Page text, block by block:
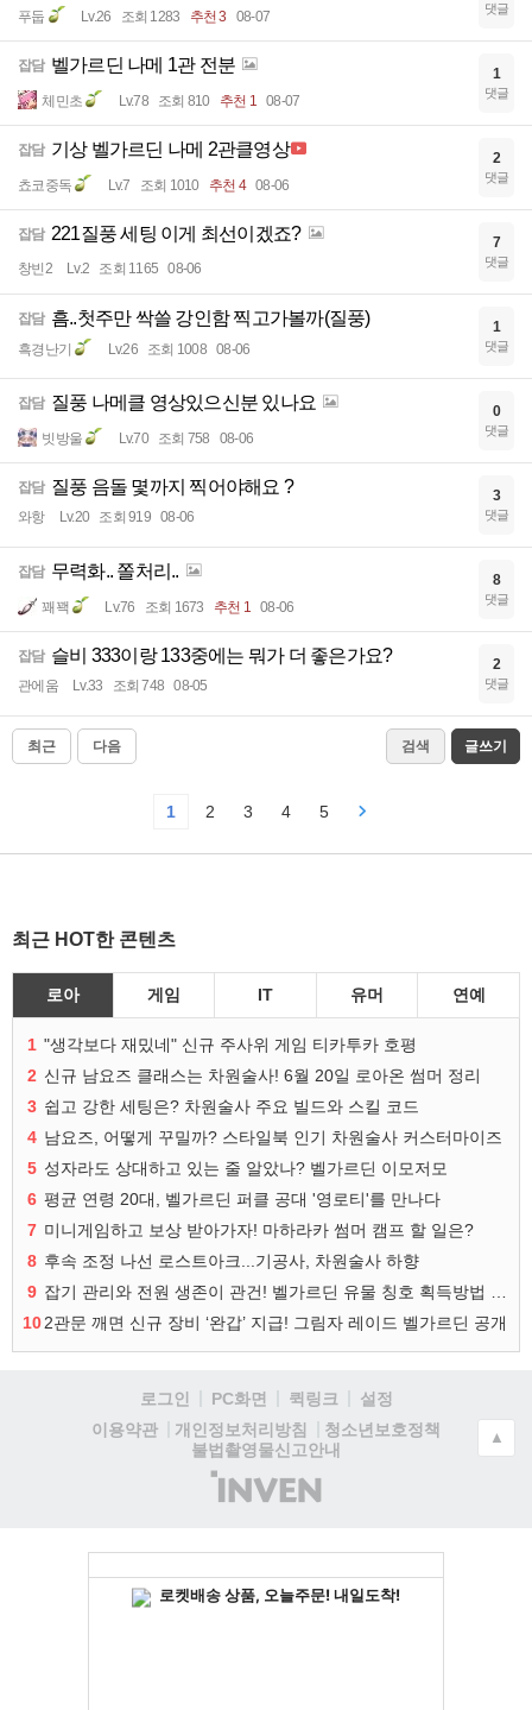
푸둡 Lv.26 조회 1283 추천 3 08-07 댓글
잡담 벨가르딘 나메 1관 전분
체민초 Lv.78 조회 810 추천 1 08-07
1
댓글
잡담 기상 벨가르딘 나메 2관클영상
쵸코중독 Lv.7 조회 1010 추천 4 08-06
2
댓글
잡담 221질풍 세팅 이게 최선이겠죠?
창빈2 Lv.2 조회 1165 08-06
7
댓글
잡담 흠..첫주만 싹쓸 강인함 찍고가볼까(질풍)
흑경난기 Lv.26 조회 1008 08-06
1
댓글
잡담 질풍 나메클 영상있으신분 있나요
빗방울 Lv.70 조회 758 08-06
0
댓글
잡담 질풍 음돌 몇까지 찍어야해요 ?
와항 Lv.20 조회 919 08-06
3
댓글
잡담 무력화.. 쫄처리..
꽤꽥 Lv.76 조회 1673 추천 1 08-06
8
댓글
잡담 슬비 333이랑 133중에는 뭐가 더 좋은가요?
관에움 Lv.33 조회 748 08-05
2
댓글
최근 다음 검색 글쓰기
1 2 3 4 5
최근 HOT한 콘텐츠
로아 게임 IT 유머 연예
1 "생각보다 재밌네" 신규 주사위 게임 티카투카 호평
2 신규 남요즈 클래스는 차원술사! 6월 20일 로아온 썸머 정리
3 쉽고 강한 세팅은? 차원술사 주요 빌드와 스킬 코드
4 남요즈, 어떻게 꾸밀까? 스타일북 인기 차원술사 커스터마이즈
5 성자라도 상대하고 있는 줄 알았나? 벨가르딘 이모저모
6 평균 연령 20대, 벨가르딘 퍼클 공대 '영로티'를 만나다
7 미니게임하고 보상 받아가자! 마하라카 썸머 캠프 할 일은?
8 후속 조정 나선 로스트아크...기공사, 차원술사 하향
9
잡기 관리와 전원 생존이 관건! 벨가르딘 유물 칭호 획득방법 정리
102관문 깨면 신규 장비 ‘완갑’ 지급! 그림자 레이드 벨가르딘 공개
로그인 PC화면 퀵링크
설정
이용약관
개인정보처리방침
청소년보호정책
불법촬영물신고안내
(주)
인
▲